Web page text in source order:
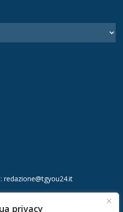
privacy
redazione@tgyou24.it